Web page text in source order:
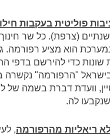
פוליטית בעקבות
(צרפת). כל שר
הוא מציע רפורמה.
שונות כדי להירשם
"הרפורמה" נקשרה
וועדת דברת בשמה
לה.
לא ריאליות מהרפורמה,